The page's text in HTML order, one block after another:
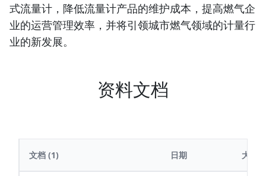
式流量计，降低流量计产品的维护成本，提高燃气企
业的运营管理效率，并将引领城市燃气领域的计量行
业的新发展。
资料文档
文档 (1) 日期 大小